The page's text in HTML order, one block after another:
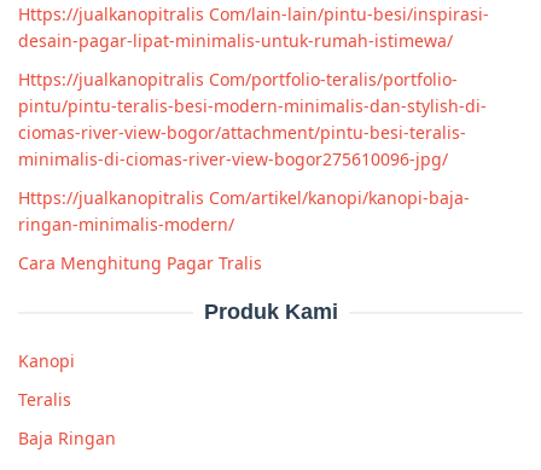
Https://jualkanopitralis Com/lain-lain/pintu-besi/inspirasi-
desain-pagar-lipat-minimalis-untuk-rumah-istimewa/
Https://jualkanopitralis Com/portfolio-teralis/portfolio-
pintu/pintu-teralis-besi-modern-minimalis-dan-stylish-di-
ciomas-river-view-bogor/attachment/pintu-besi-teralis-
minimalis-di-ciomas-river-view-bogor275610096-jpg/
Https://jualkanopitralis Com/artikel/kanopi/kanopi-baja-
ringan-minimalis-modern/
Cara Menghitung Pagar Tralis
Produk Kami
Kanopi
Teralis
Baja Ringan